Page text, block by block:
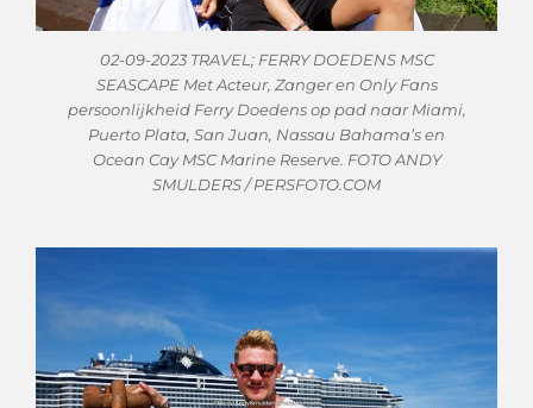
02-09-2023 TRAVEL; FERRY DOEDENS MSC
SEASCAPE Met Acteur, Zanger en Only Fans
persoonlijkheid Ferry Doedens op pad naar Miami,
Puerto Plata, San Juan, Nassau Bahama’s en
Ocean Cay MSC Marine Reserve. FOTO ANDY
SMULDERS / PERSFOTO.COM